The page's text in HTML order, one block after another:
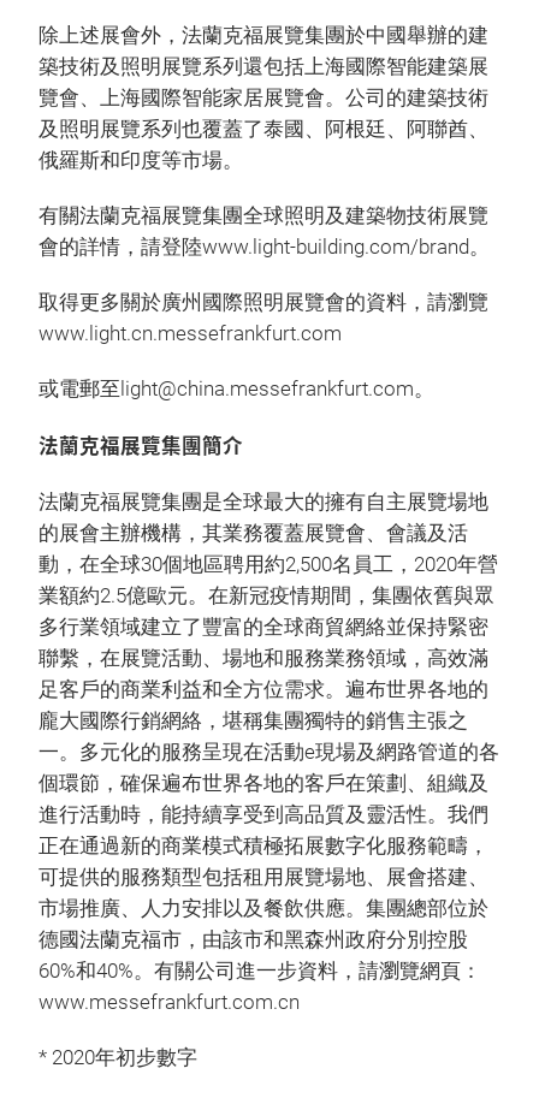
除上述展會外，法蘭克福展覽集團於中國舉辦的建
築技術及照明展覽系列還包括上海國際智能建築展
覽會、上海國際智能家居展覽會。公司的建築技術
及照明展覽系列也覆蓋了泰國、阿根廷、阿聯酋、
俄羅斯和印度等市場。
有關法蘭克福展覽集團全球照明及建築物技術展覽
會的詳情，請登陸www.light-building.com/brand。
取得更多關於廣州國際照明展覽會的資料，請瀏覽
www.light.cn.messefrankfurt.com
或電郵至light@china.messefrankfurt.com。
法蘭克福展覽集團簡介
法蘭克福展覽集團是全球最大的擁有自主展覽場地
的展會主辦機構，其業務覆蓋展覽會、會議及活
動，在全球30個地區聘用約2,500名員工，2020年營
業額約2.5億歐元。在新冠疫情期間，集團依舊與眾
多行業領域建立了豐富的全球商貿網絡並保持緊密
聯繫，在展覽活動、場地和服務業務領域，高效滿
足客戶的商業利益和全方位需求。遍布世界各地的
龐大國際行銷網絡，堪稱集團獨特的銷售主張之
一。多元化的服務呈現在活動e現場及網路管道的各
個環節，確保遍布世界各地的客戶在策劃、組織及
進行活動時，能持續享受到高品質及靈活性。我們
正在通過新的商業模式積極拓展數字化服務範疇，
可提供的服務類型包括租用展覽場地、展會搭建、
市場推廣、人力安排以及餐飲供應。集團總部位於
德國法蘭克福市，由該市和黑森州政府分別控股
60%和40%。有關公司進一步資料，請瀏覽網頁：
www.messefrankfurt.com.cn
* 2020年初步數字